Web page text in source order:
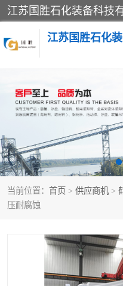
江苏国胜石化
当前位置： 首页 > 供应商机 >
压耐腐蚀
输油臂